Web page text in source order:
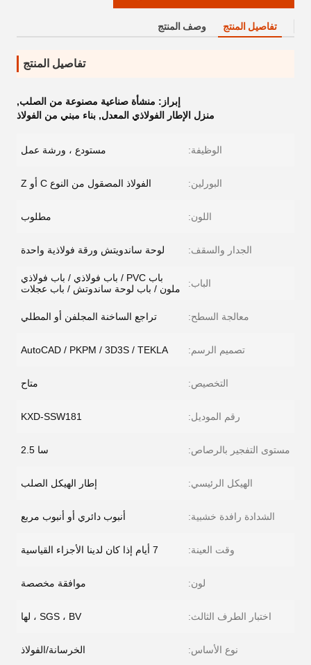
تفاصيل المنتج وصف المنتج
تفاصيل المنتج
إبراز: منشأة صناعية مصنوعة من الصلب,
منزل الإطار الفولاذي المعدل, بناء مبني من الفولاذ
الوظيفة: مستودع ، ورشة عمل
البورلين: الفولاذ المصقول من النوع C أو Z
اللون: مطلوب
الجدار والسقف: لوحة ساندويتش ورقة فولاذية واحدة
الباب:
باب PVC / باب فولاذي / باب فولاذي
ملون / باب لوحة ساندوتش / باب عجلات
معالجة السطح: تراجع الساخنة المجلفن أو المطلي
تصميم الرسم: AutoCAD / PKPM / 3D3S / TEKLA
التخصيص: متاح
رقم الموديل: KXD-SSW181
مستوى التفجير بالرصاص: سا 2.5
الهيكل الرئيسي: إطار الهيكل الصلب
الشدادة رافدة خشبية: أنبوب دائري أو أنبوب مربع
وقت العينة: 7 أيام إذا كان لدينا الأجزاء القياسية
لون: موافقة مخصصة
اختبار الطرف الثالث: SGS ، BV ، لها
نوع الأساس: الخرسانة/الفولاذ